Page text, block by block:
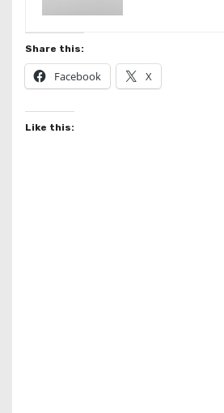
Share this:
Facebook X
Like this: